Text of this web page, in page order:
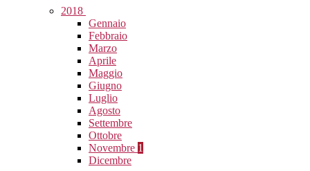
2018
Gennaio
Febbraio
Marzo
Aprile
Maggio
Giugno
Luglio
Agosto
Settembre
Ottobre
Novembre 1
Dicembre